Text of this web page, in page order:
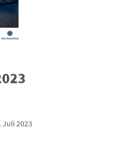
Juli 2023